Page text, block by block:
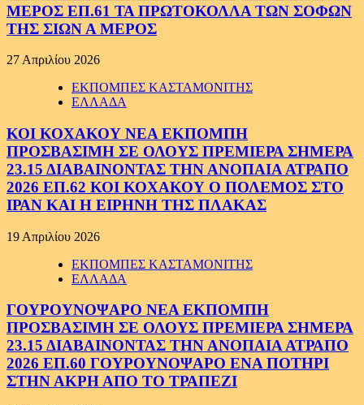
ΜΕΡΟΣ ΕΠ.61 ΤΑ ΠΡΩΤΟΚΟΛΛΑ ΤΩΝ ΣΟΦΩΝ
ΤΗΣ ΣΙΩΝ Α ΜΕΡΟΣ
27 Απριλίου 2026
ΕΚΠΟΜΠΕΣ ΚΑΣΤΑΜΟΝΙΤΗΣ
ΕΛΛΑΔΑ
ΚΟΙ ΚΟΧΑΚΟΥ ΝΕΑ ΕΚΠΟΜΠΗ
ΠΡΟΣΒΑΣΙΜΗ ΣΕ ΟΛΟΥΣ ΠΡΕΜΙΕΡΑ ΣΗΜΕΡΑ
23.15 ΔΙΑΒΑΙΝΟΝΤΑΣ ΤΗΝ ΑΝΟΠΑΙΑ ΑΤΡΑΠΟ
2026 ΕΠ.62 ΚΟΙ ΚΟΧΑΚΟΥ Ο ΠΟΛΕΜΟΣ ΣΤΟ
ΙΡΑΝ ΚΑΙ Η ΕΙΡΗΝΗ ΤΗΣ ΠΛΑΚΑΣ
19 Απριλίου 2026
ΕΚΠΟΜΠΕΣ ΚΑΣΤΑΜΟΝΙΤΗΣ
ΕΛΛΑΔΑ
ΓΟΥΡΟΥΝΟΨΑΡΟ ΝΕΑ ΕΚΠΟΜΠΗ
ΠΡΟΣΒΑΣΙΜΗ ΣΕ ΟΛΟΥΣ ΠΡΕΜΙΕΡΑ ΣΗΜΕΡΑ
23.15 ΔΙΑΒΑΙΝΟΝΤΑΣ ΤΗΝ ΑΝΟΠΑΙΑ ΑΤΡΑΠΟ
2026 ΕΠ.60 ΓΟΥΡΟΥΝΟΨΑΡΟ ΕΝΑ ΠΟΤΗΡΙ
ΣΤΗΝ ΑΚΡΗ ΑΠΟ ΤΟ ΤΡΑΠΕΖΙ